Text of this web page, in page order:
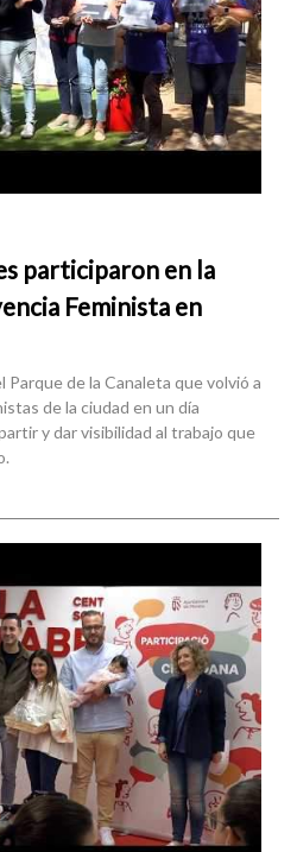
participaron en la
Feminista en
Parque de la Canaleta que volvió a
de la ciudad en un día
y dar visibilidad al trabajo que